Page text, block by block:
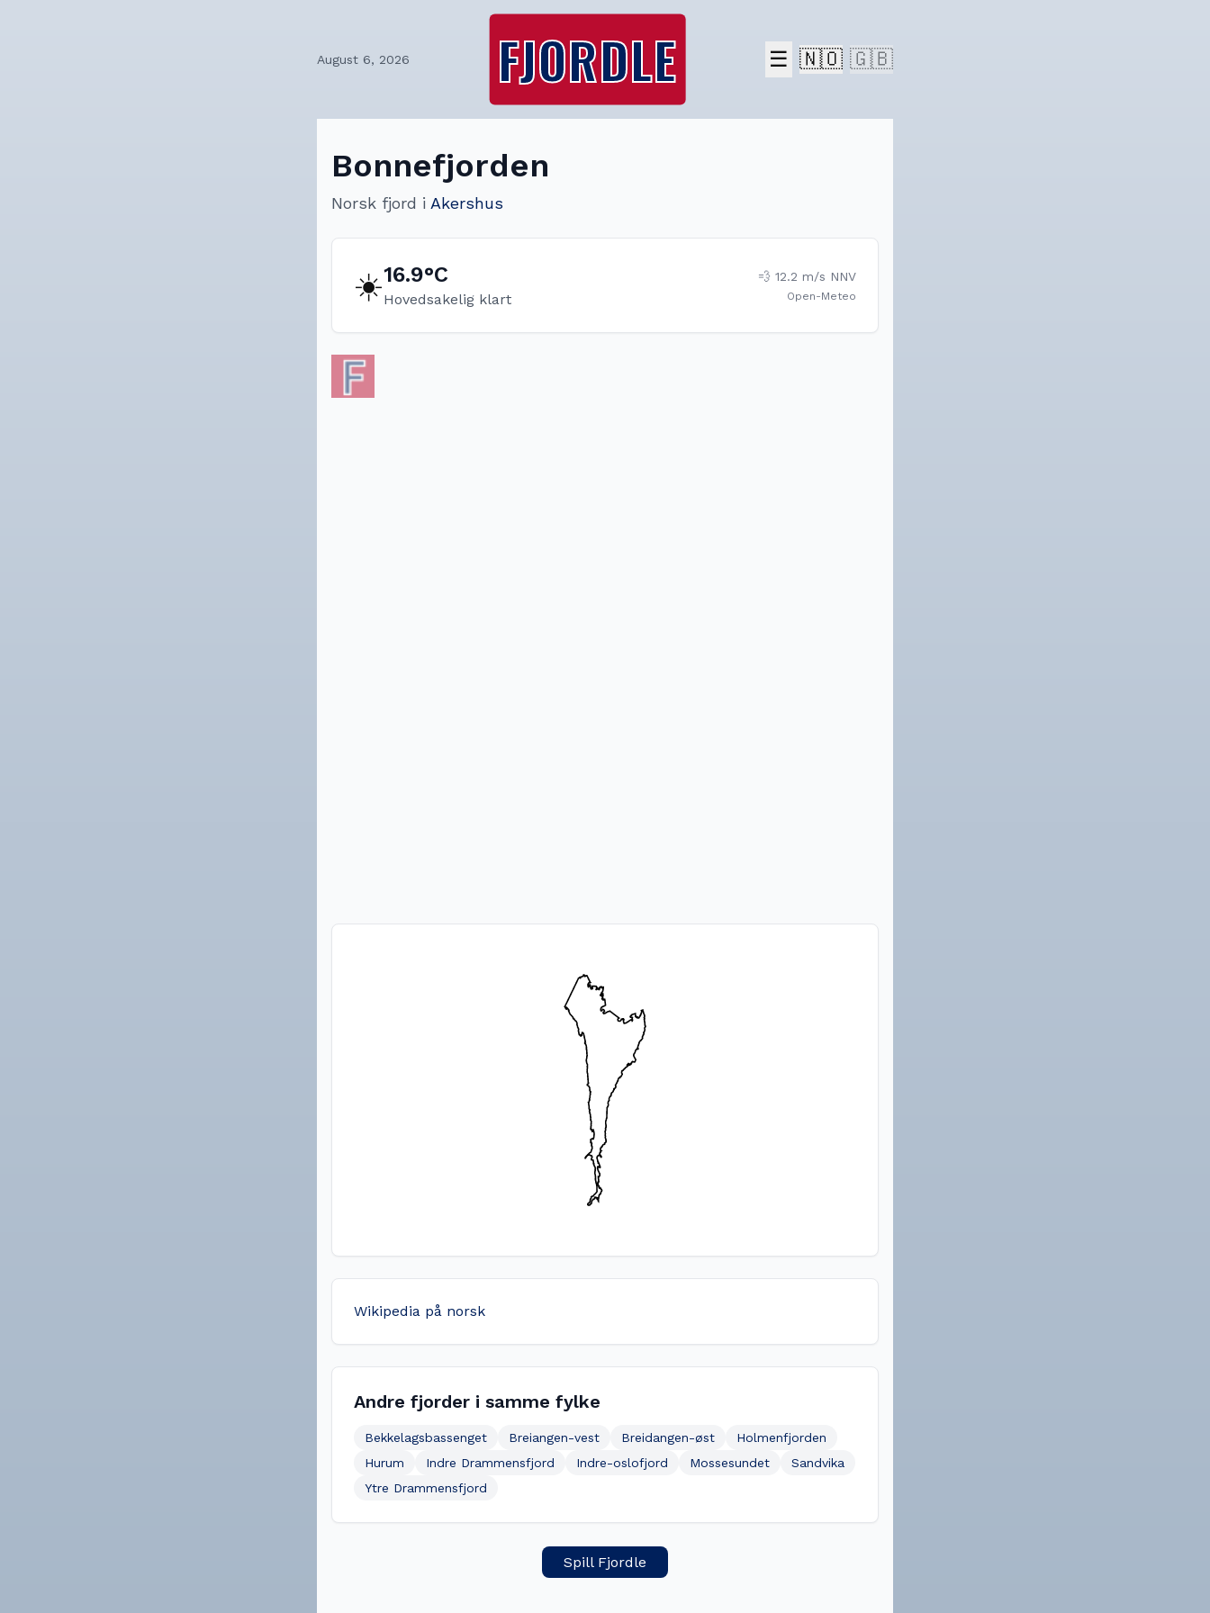
August 6, 2026 FJORDLE ☰ 🇳🇴 🇬🇧
Bonnefjorden
Norsk fjord i Akershus
☀️16.9°C
Hovedsakelig klart
💨 12.2 m/s NNV
Open-Meteo
Wikipedia på norsk
Andre fjorder i samme fylke
Bekkelagsbassenget Breiangen-vest Breidangen-øst
Holmenfjorden
Hurum
Indre Drammensfjord Indre-oslofjord Mossesundet
Sandvika
Ytre Drammensfjord
Spill Fjordle